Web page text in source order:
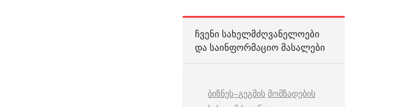
ᲩᲕᲔᲜᲘ ᲡᲐᲮᲔᲚᲛᲫᲦᲕᲐᲜᲔᲚᲝᲔᲑᲘ
ᲓᲐ ᲡᲐᲘᲜᲤᲝᲠᲛᲐᲪᲘᲝ ᲛᲐᲡᲐᲚᲔᲑᲘ
ბიზნეს–გეგმის მომზადების